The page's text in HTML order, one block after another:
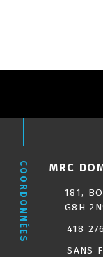
MRC
181,
G8H
418
SANS
COORDONNÉES